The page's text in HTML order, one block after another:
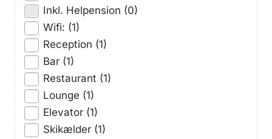
Inkl. Helpension (0)
Wifi: (1)
Reception (1)
Bar (1)
Restaurant (1)
Lounge (1)
Elevator (1)
Skikælder (1)